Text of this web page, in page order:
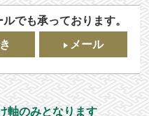
でも承っております。
メール
軸のみとなります